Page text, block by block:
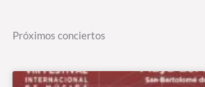
Próximos conciertos